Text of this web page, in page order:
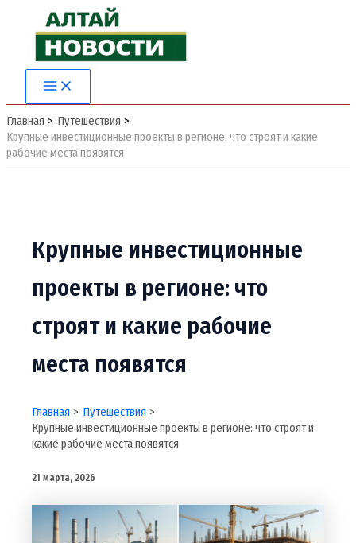
содержимому
Main
Menu
Главная
Путешествия
Крупные инвестиционные проекты в регионе: что строят и какие
рабочие места появятся
Крупные инвестиционные
проекты в регионе: что
строят и какие рабочие
места появятся
Главная
Путешествия
Крупные инвестиционные проекты в регионе: что строят и
какие рабочие места появятся
21 марта, 2026